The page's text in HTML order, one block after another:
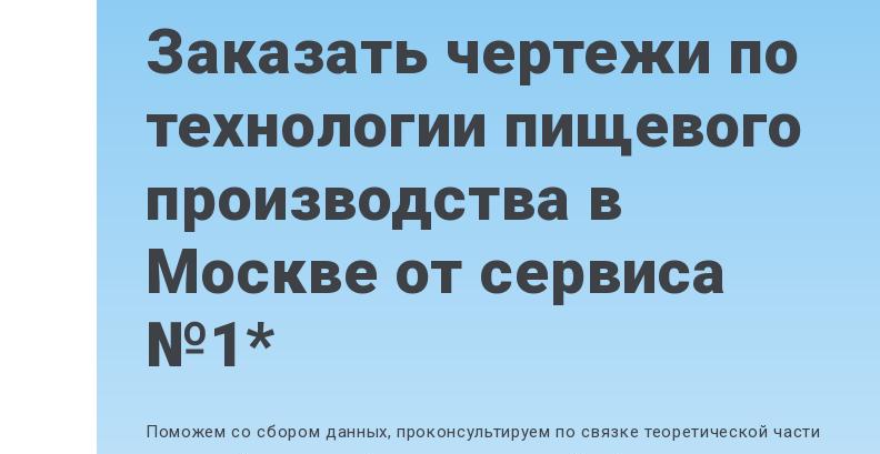
Заказать чертежи по
технологии пищевого
производства в
Москве от сервиса
№1*
Поможем со сбором данных, проконсультируем по связке теоретической части